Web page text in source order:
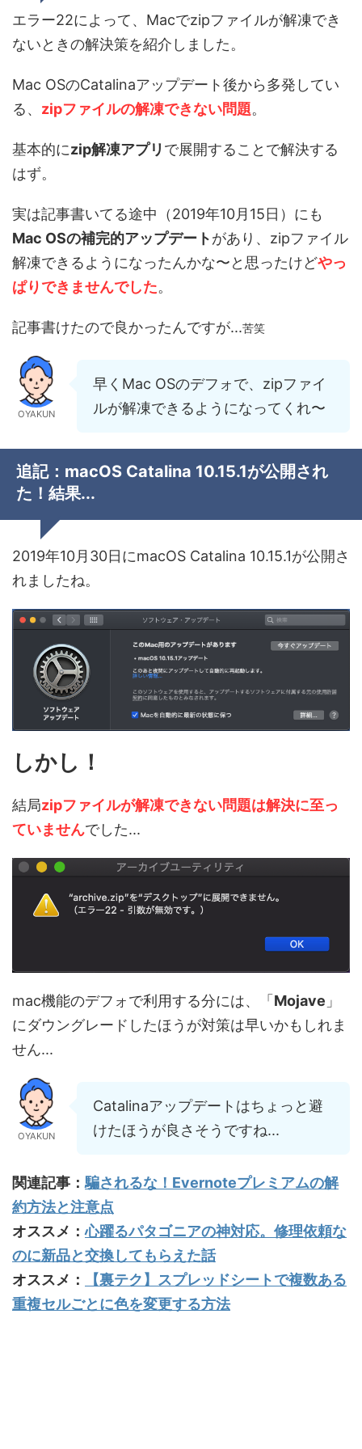
エラー22によって、 Macでzipファイルが解凍でき
ないときの解決策を紹介しました。
Mac OSのCatalinaアップデート後から多発してい
る、 zipファイルの解凍できない問題。
基本的にzip解凍アプリ で展開することで解決する
はず。
実は記事書いてる途中（2019年10月15日）にも
Mac OSの補完的アップデートがあり、zipファイル
解凍できるようになったんかな〜と思ったけどやっ
ぱりできませんでした。
記事書けたので良かったんですが...苦笑
OYAKUN
早くMac OSのデフォで、zipファイ
ルが解凍できるようになってくれ〜
追記：macOS Catalina 10.15.1が公開され
た！結果...
2019年10月30日にmacOS Catalina 10.15.1が公開さ
れましたね。
しかし！
結局zipファイルが解凍できない問題は解決に至っ
ていませんでした...
mac機能のデフォで利用する分には、「 Mojave 」
にダウングレードしたほうが対策は早いかもしれま
せん...
OYAKUN
Catalinaアップデートはちょっと避
けたほうが良さそうですね...
関連記事：騙されるな！Evernoteプレミアムの解
約方法と注意点
オススメ：心躍るパタゴニアの神対応。修理依頼な
のに新品と交換してもらえた話
オススメ：
【裏テク】スプレッドシートで複数ある
重複セルごとに色を変更する方法